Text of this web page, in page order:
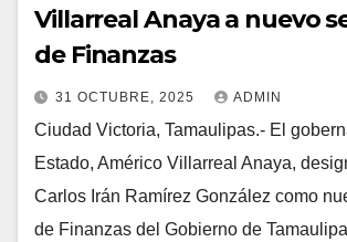
Villarreal Anaya a nuevo
de Finanzas
31 OCTUBRE, 2025 ADMIN
Ciudad Victoria, Tamaulipas.- El
Estado, Américo Villarreal Anaya,
Carlos Irán Ramírez González como
de Finanzas del Gobierno de